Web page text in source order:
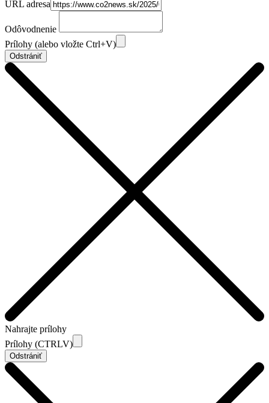
URL adresa
Odôvodnenie
Prílohy (alebo vložte Ctrl+V)
Odstrániť
Nahrajte prílohy
Prílohy (CTRLV)
Odstrániť